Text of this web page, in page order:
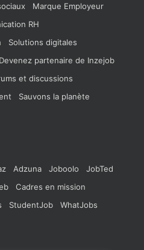
Marque Employeur
RH
Solutions digitales
Devenez partenaire de Inzejob
et discussions
Sauvons la planète
Adzuna Joboolo
JobTed
Cadres en mission
StudentJob WhatJobs